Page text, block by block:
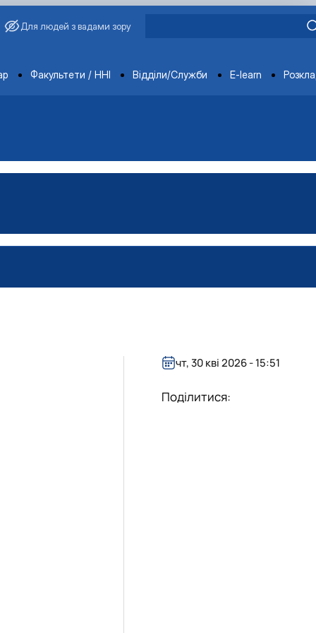
Для людей з вадами зору
Факультети / ННІ Відділи/Служби E-learn
чт, 30 кві 2026 - 15:51
Поділитися: